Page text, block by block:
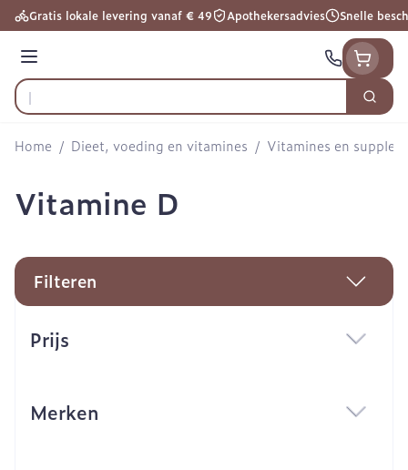
Ga naar de inhoud
Gratis lokale levering vanaf € 49 Apothekersadvies Snelle
Menu
Product, merk, categorie...
Zoek
Home / Dieet, voeding en vitamines / Vitamines en
Vitamine D
Filteren
Prijs
Merken